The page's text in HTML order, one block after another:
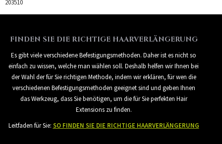
203510
FINDEN SIE DIE RICHTIGE HAARVERLÄNGERUNG
Es gibt viele verschiedene Befestigungsmethoden. Daher ist es nicht so
einfach zu wissen, welche man wählen soll. Deshalb helfen wir Ihnen bei
der Wahl der für Sie richtigen Methode, indem wir erklären, für wen die
verschiedenen Befestigungsmethoden geeignet sind und geben Ihnen
das Werkzeug, dass Sie benötigen, um die für Sie perfekten Hair
Extensions zu finden.
Leitfaden für Sie: SO FINDEN SIE DIE RICHTIGE HAARVERLÄNGERUNG